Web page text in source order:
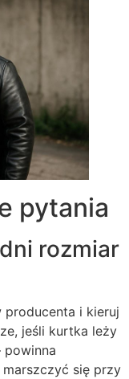
pytania
rozmiar
producenta i kieruj
jeśli kurtka leży
marszczyć się przy